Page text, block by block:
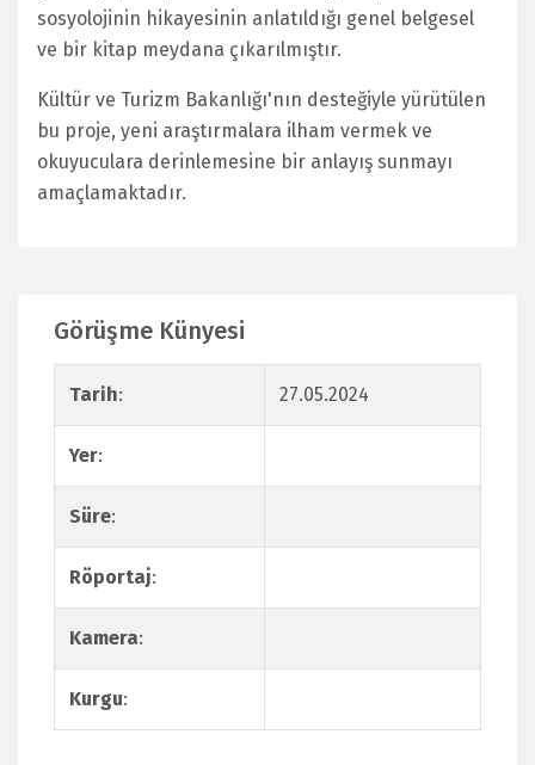
sosyolojinin hikayesinin anlatıldığı genel belgesel
ve bir kitap meydana çıkarılmıştır.
Kültür ve Turizm Bakanlığı'nın desteğiyle yürütülen
bu proje, yeni araştırmalara ilham vermek ve
okuyuculara derinlemesine bir anlayış sunmayı
amaçlamaktadır.
Görüşme Künyesi
Tarih: 27.05.2024
Yer:
Süre:
Röportaj:
Kamera:
Kurgu: